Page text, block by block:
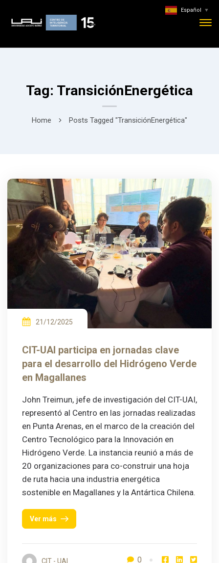
Tag: TransiciónEnergética
Home Posts Tagged "TransiciónEnergética"
21/12/2025
CIT-UAI participa en jornadas clave
para el desarrollo del Hidrógeno Verde
en Magallanes
John Treimun, jefe de investigación del CIT-UAI,
representó al Centro en las jornadas realizadas
en Punta Arenas, en el marco de la creación del
Centro Tecnológico para la Innovación en
Hidrógeno Verde. La instancia reunió a más de
20 organizaciones para co-construir una hoja
de ruta hacia una industria energética
sostenible en Magallanes y la Antártica Chilena.
Ver más
CIT - UAI 0
Español ▼